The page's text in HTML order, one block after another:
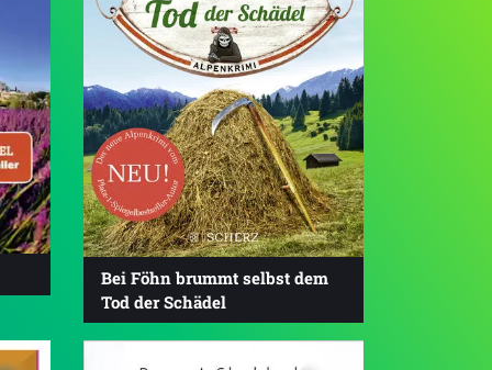
Bei Föhn brummt selbst dem
Tod der Schädel